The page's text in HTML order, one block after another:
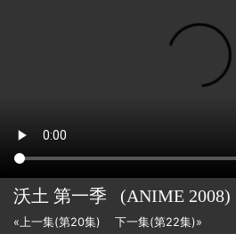
沃土 第一季 (ANIME 2008)
«上一集(第20集) 下一集(第22集)»